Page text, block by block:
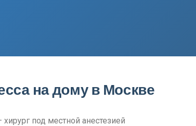
на дому в Москве
под местной анестезией